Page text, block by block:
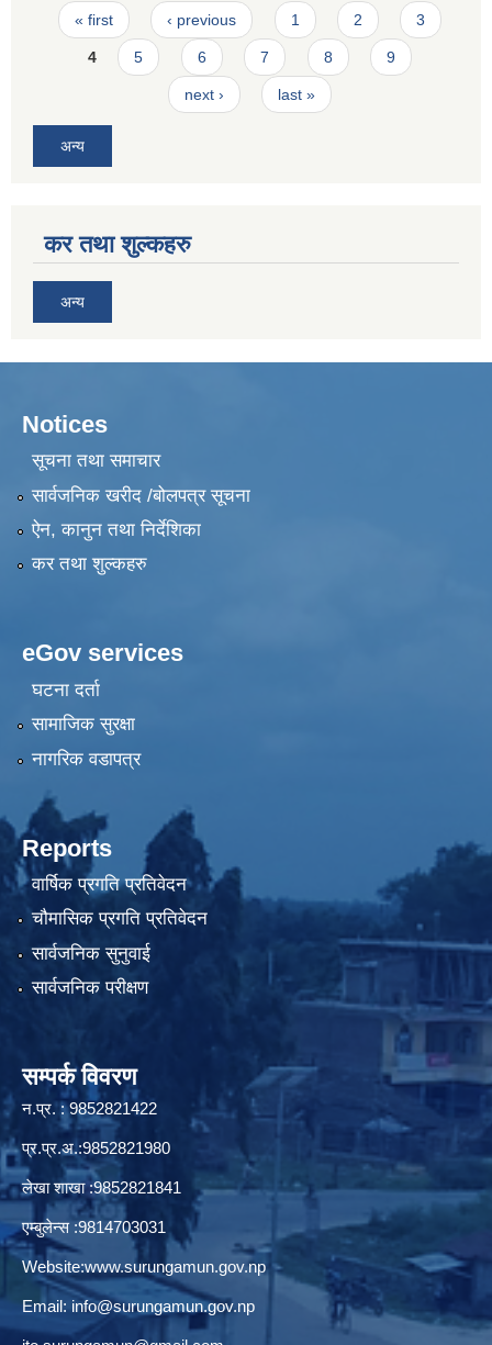
Pages
« first ‹ previous 1 2 3
4 5 6 7 8 9
next › last »
अन्य
कर तथा शुल्कहरु
अन्य
Notices
सूचना तथा समाचार
सार्वजनिक खरीद /बोलपत्र सूचना
ऐन, कानुन तथा निर्देशिका
कर तथा शुल्कहरु
eGov services
घटना दर्ता
सामाजिक सुरक्षा
नागरिक वडापत्र
Reports
वार्षिक प्रगति प्रतिवेदन
चौमासिक प्रगति प्रतिवेदन
सार्वजनिक सुनुवाई
सार्वजनिक परीक्षण
सम्पर्क विवरण
न.प्र. : 9852821422
प्र.प्र.अ.:9852821980
लेखा शाखा :9852821841
एम्बुलेन्स :9814703031
Website:www.surungamun.gov.np
Email: info@surungamun.gov.np